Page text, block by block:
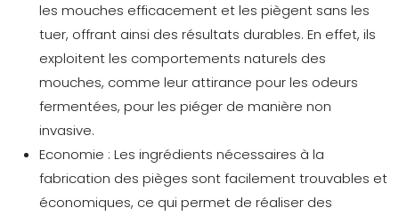
les mouches efficacement et les piègent sans les
tuer, offrant ainsi des résultats durables. En effet, ils
exploitent les comportements naturels des
mouches, comme leur attirance pour les odeurs
fermentées, pour les piéger de manière non
invasive.
Economie : Les ingrédients nécessaires à la
fabrication des pièges sont facilement trouvables et
économiques, ce qui permet de réaliser des